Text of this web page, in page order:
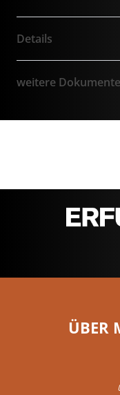
Details
weitere Dokumente
ÜBER